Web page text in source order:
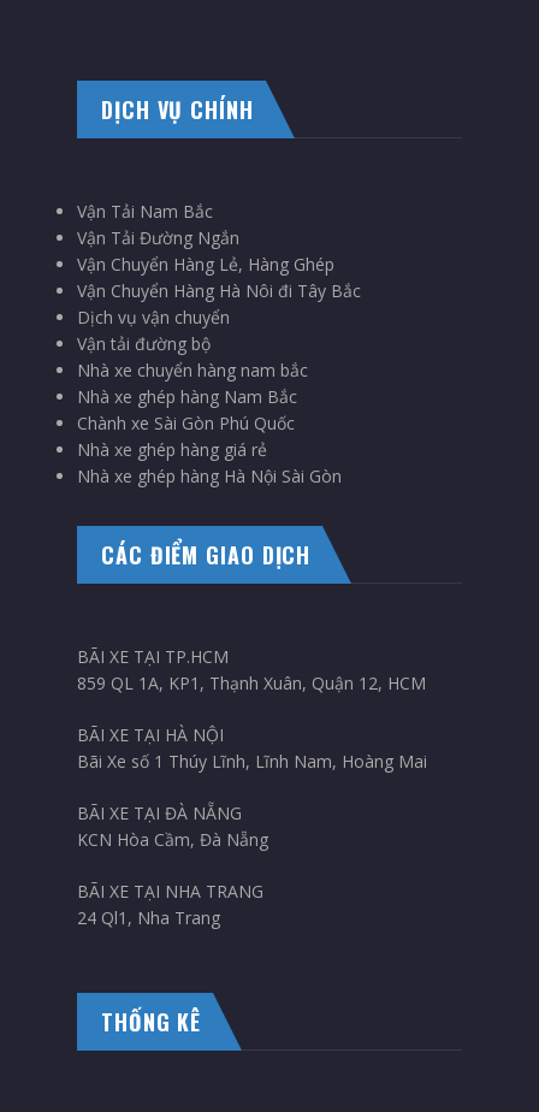
DỊCH VỤ CHÍNH
Vận Tải Nam Bắc
Vận Tải Đường Ngắn
Vận Chuyển Hàng Lẻ, Hàng Ghép
Vận Chuyển Hàng Hà Nôi đi Tây Bắc
Dịch vụ vận chuyển
Vận tải đường bộ
Nhà xe chuyển hàng nam bắc
Nhà xe ghép hàng Nam Bắc
Chành xe Sài Gòn Phú Quốc
Nhà xe ghép hàng giá rẻ
Nhà xe ghép hàng Hà Nội Sài Gòn
CÁC ĐIỂM GIAO DỊCH
BÃI XE TẠI TP.HCM
859 QL 1A, KP1, Thạnh Xuân, Quận 12, HCM
BÃI XE TẠI HÀ NỘI
Bãi Xe số 1 Thúy Lĩnh, Lĩnh Nam, Hoàng Mai
BÃI XE TẠI ĐÀ NẴNG
KCN Hòa Cầm, Đà Nẵng
BÃI XE TẠI NHA TRANG
24 Ql1, Nha Trang
THỐNG KÊ